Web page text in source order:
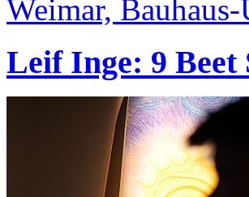
Weimar,
Leif Inge: 9 Beet